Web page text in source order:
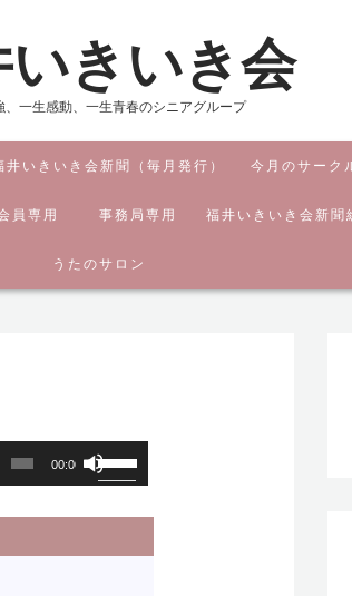
きいき会
、一生感動、一生青春のシニアグループ
井いきいき会新聞（毎月発行） 今月のサーク
員専用 事務局専用 福井いきいき会新聞
うたのサロン
00:00
ボ
リ
ュ